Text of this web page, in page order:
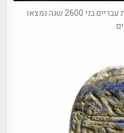
חותם אבן וטביעת חותם נושאי שמות עבריים בני 2600 שנה נמצאו